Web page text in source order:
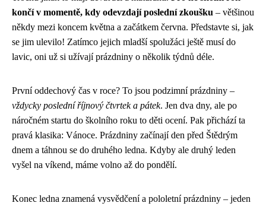
končí v momentě, kdy odevzdají poslední zkoušku – většinou
někdy mezi koncem května a začátkem června. Představte si, jak
se jim ulevilo! Zatímco jejich mladší spolužáci ještě musí do
lavic, oni už si užívají prázdniny o několik týdnů déle.
První oddechový čas v roce? To jsou podzimní prázdniny –
vždycky poslední říjnový čtvrtek a pátek. Jen dva dny, ale po
náročném startu do školního roku to děti ocení. Pak přichází ta
pravá klasika: Vánoce. Prázdniny začínají den před Štědrým
dnem a táhnou se do druhého ledna. Kdyby ale druhý leden
vyšel na víkend, máme volno až do pondělí.
Konec ledna znamená vysvědčení a pololetní prázdniny – jeden